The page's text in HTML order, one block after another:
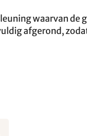
waarvan de
afgerond,